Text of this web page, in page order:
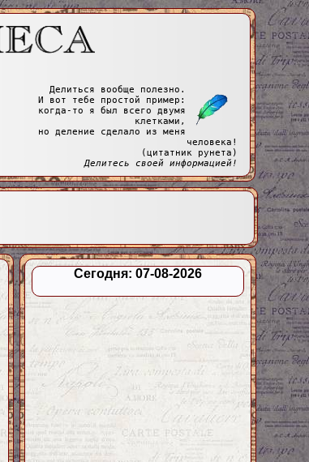
Сегодня: 07-08-2026
Делиться вообще полезно.
И вот тебе простой пример:
когда-то я был всего двумя
клетками,
но деление сделало из меня
человека!
(цитатник рунета)
Делитесь своей информацией!